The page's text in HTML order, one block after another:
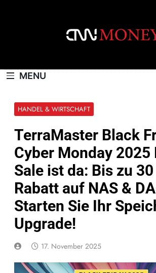
MENU
HANDEL & WIRTSCHAFT
TerraMaster Black
Cyber Monday 2025
Sale ist da: Bis zu 30
Rabatt auf NAS &
Starten Sie Ihr
Upgrade!
17. November 2025